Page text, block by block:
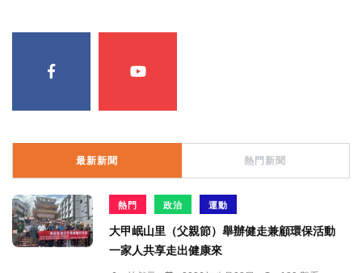
最新新聞 熱門新聞
熱門 政治 運動
大甲岷山里（父親節）舉辦健走兼顧環保活動
一家人共享走出健康來